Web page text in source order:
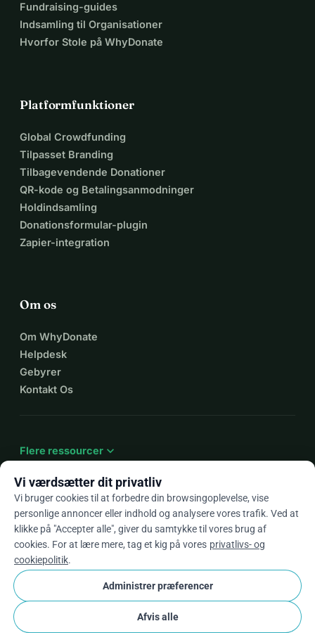
Fundraising-guides
Indsamling til Organisationer
Hvorfor Stole på WhyDonate
Platformfunktioner
Global Crowdfunding
Tilpasset Branding
Tilbagevendende Donationer
QR-kode og Betalingsanmodninger
Holdindsamling
Donationsformular-plugin
Zapier-integration
Om os
Om WhyDonate
Helpdesk
Gebyrer
Kontakt Os
Flere ressourcer expand_more
Daarrow_drop_down
★★★★★4,9 / 5 baseret på 500+ anmeldelser
Privatliv og cookies
Vilkår og betingelser
Vi værdsætter dit privatliv
Vi bruger cookies til at forbedre din browsingoplevelse, vise
personlige annoncer eller indhold og analysere vores trafik. Ved at
klikke på "Accepter alle", giver du samtykke til vores brug af
cookies. For at lære mere, tag et kig på vores privatlivs- og
cookiepolitik.
Administrer præferencer
Afvis alle